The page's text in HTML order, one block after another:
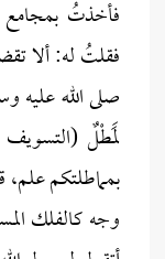
فأخذتُ بمجامع
فقلتُ له: ألا
صلى الله عليه
لَمَطْلٌ (التسويف
بمماطلتكم
وجه كالفلك